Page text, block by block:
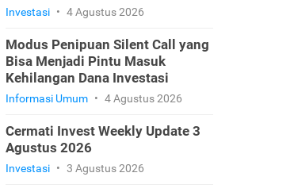
Investasi • 4 Agustus 2026
Modus Penipuan Silent Call yang
Bisa Menjadi Pintu Masuk
Kehilangan Dana Investasi
Informasi Umum • 4 Agustus 2026
Cermati Invest Weekly Update 3
Agustus 2026
Investasi • 3 Agustus 2026